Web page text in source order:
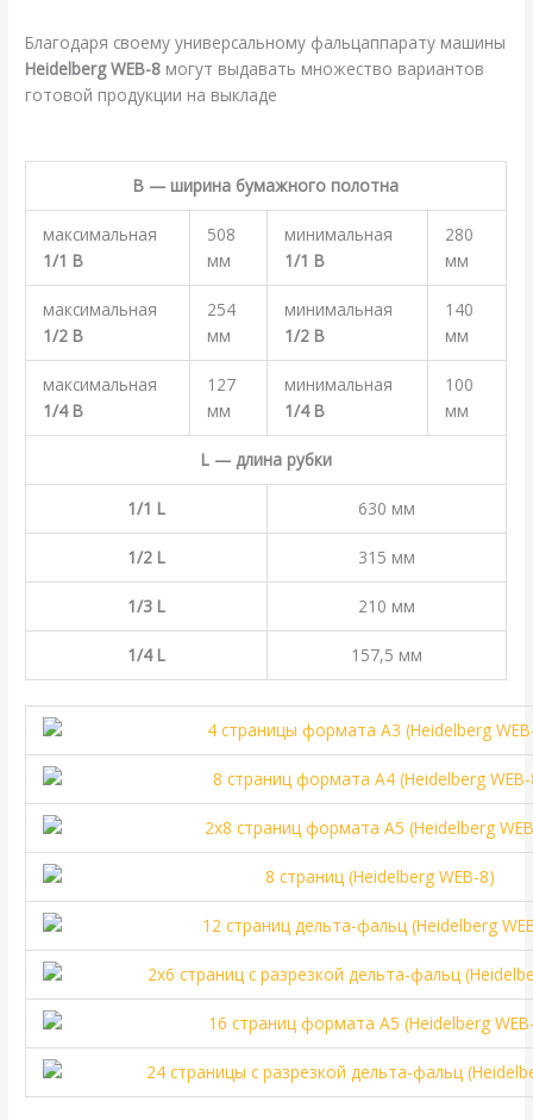
Благодаря своему универсальному фальцаппарату машины
Heidelberg WEB-8 могут выдавать множество вариантов
готовой продукции на выкладе
В — ширина бумажного полотна
максимальная
1/1 В
508
мм
минимальная
1/1 В
280
мм
максимальная
1/2 В
254
мм
минимальная
1/2 В
140
мм
максимальная
1/4 В
127
мм
минимальная
1/4 В
100
мм
L — длина рубки
1/1 L 630 мм
1/2 L 315 мм
1/3 L 210 мм
1/4 L 157,5 мм